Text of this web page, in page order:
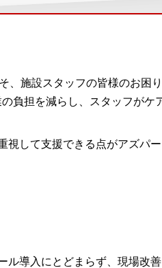
、施設スタッフの皆様のお困
負担を減らし、スタッフがケ
視して支援できる点がアズパ
導入にとどまらず、現場改善